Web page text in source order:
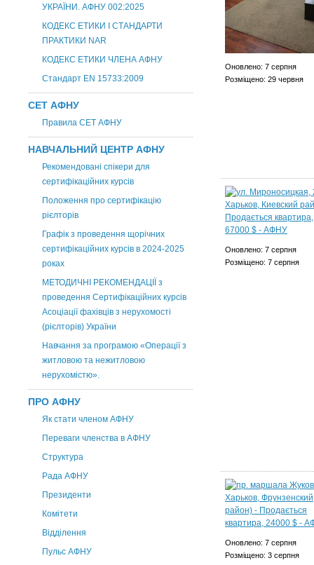
УКРАЇНИ. АФНУ 002:2025
КОДЕКС ЕТИКИ І СТАНДАРТИ
ПРАКТИКИ NAR
КОДЕКС ЕТИКИ ЧЛЕНА АФНУ
Стандарт EN 15733:2009
СЕТ АФНУ
Правила СЕТ АФНУ
НАВЧАЛЬНИЙ ЦЕНТР АФНУ
Рекомендовані спікери для
сертифікаційних курсів
Положення про сертифікацію
рієлторів
Графік з проведення щорічних
сертифікаційних курсів в 2024-2025
роках
МЕТОДИЧНІ РЕКОМЕНДАЦІЇ з
проведення Сертифікаційних курсів
Асоціації фахівців з нерухомості
(рієлторів) України
Навчання за програмою «Операції з
житловою та нежитловою
нерухомістю».
ПРО АФНУ
Як стати членом АФНУ
Переваги членства в АФНУ
Структура
Рада АФНУ
Президенти
Комітети
Відділення
Пульс АФНУ
Оновлено: 7 серпня
Розміщено: 29 червня
Оновлено: 7 серпня
Розміщено: 7 серпня
Оновлено: 7 серпня
Розміщено: 3 серпня